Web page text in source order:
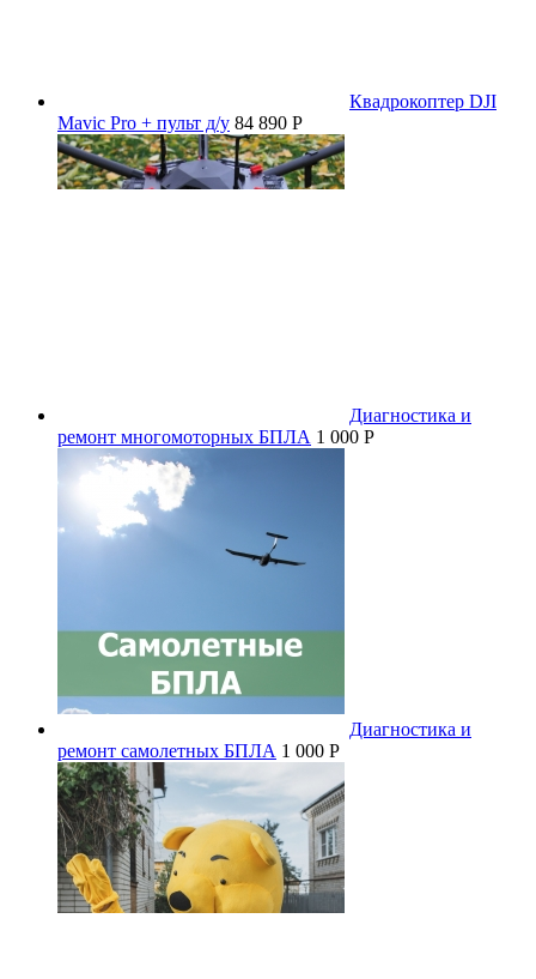
Квадрокоптер DJI
Mavic Pro + пульт д/у 84 890 P
Диагностика и
ремонт многомоторных БПЛА 1 000 P
Диагностика и
ремонт самолетных БПЛА 1 000 P